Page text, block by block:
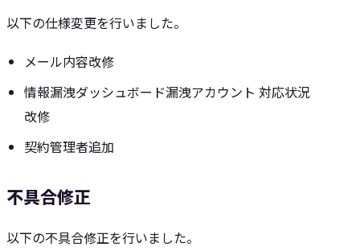
以下の仕様変更を行いました。
メール内容改修
情報漏洩ダッシュボード漏洩アカウント 対応状況
改修
契約管理者追加
不具合修正
以下の不具合修正を行いました。